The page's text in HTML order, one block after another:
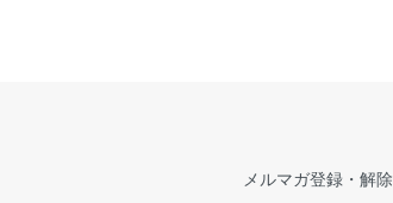
メルマガ登録・解除